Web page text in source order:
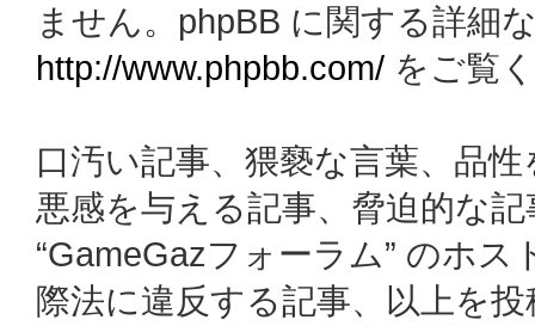
ません。phpBB に関する詳細
http://www.phpbb.com/ をご覧
口汚い記事、猥褻な言葉、品
悪感を与える記事、脅迫的な
“GameGazフォーラム” のホ
際法に違反する記事、以上を